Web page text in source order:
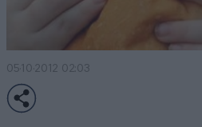
05·10·2012 02:03